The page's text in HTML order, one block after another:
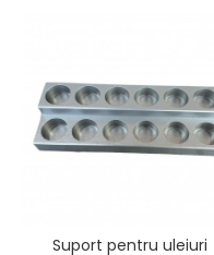
Suport pentru uleiuri